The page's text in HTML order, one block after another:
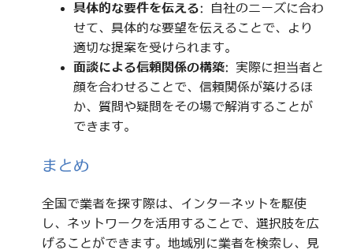
具体的な要件を伝える: 自社のニーズに合わ
せて、具体的な要望を伝えることで、より
適切な提案を受けられます。
面談による信頼関係の構築: 実際に担当者と
顔を合わせることで、信頼関係が築けるほ
か、質問や疑問をその場で解消することが
できます。
まとめ
全国で業者を探す際は、インターネットを駆使
し、ネットワークを活用することで、選択肢を広
げることができます。地域別に業者を検索し、見